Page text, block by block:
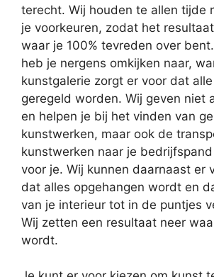
terecht. Wij houden te allen tijde
je voorkeuren, zodat het
waar je 100% tevreden over
heb je nergens omkijken naar,
kunstgalerie zorgt er voor dat
geregeld worden. Wij geven niet
en helpen je bij het vinden van
kunstwerken, maar ook de
kunstwerken naar je
voor je. Wij kunnen daarnaast er
dat alles opgehangen wordt en
van je interieur tot in de puntjes
Wij zetten een resultaat neer
wordt.